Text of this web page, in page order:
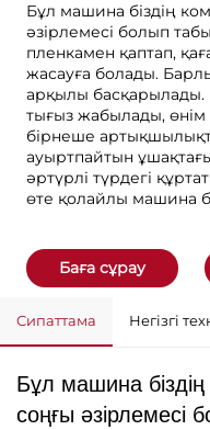
Бұл машина біздің
әзірлемесі болып
пленкамен қаптап,
жасауға болады.
арқылы басқарылады.
тығыз жабылады,
бірнеше
ауыртпайтын
әртүрлі түрдегі
өте қолайлы машина
Баға сұрау
Сипаттама Негізгі
Бұл машина
соңғы